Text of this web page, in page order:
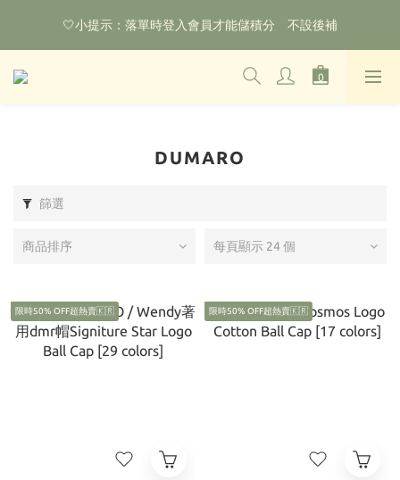
🌟購物滿HKD800即可享香港免運費（不包含手續費）*部分商品
除外
🤍小提示：落單時登入會員才能儲積分　不設後補
‼️2026.1.6 起使用網站新系統！點擊查看舊會員安排‼️
DUMARO
篩選
商品排序 每頁顯示 24 個
限時50% OFF超熱賣🇰🇷 限時50% OFF超熱賣🇰🇷